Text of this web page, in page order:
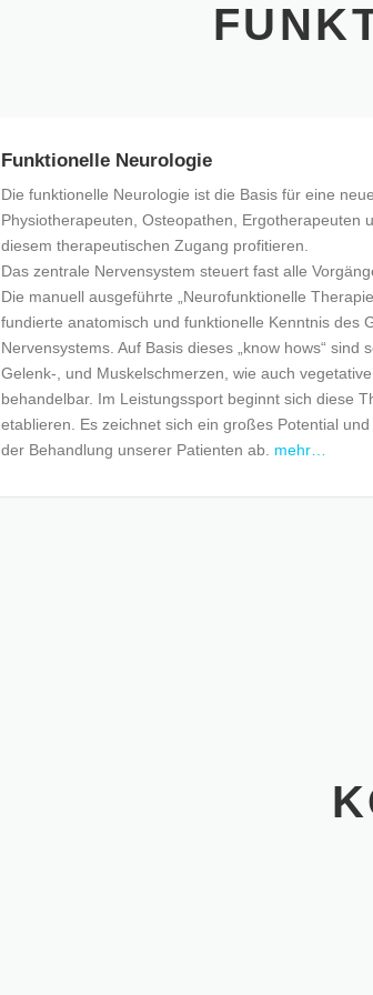
Funktionelle Neurologie
Die funktionelle Neurologie ist die Basis für eine
Physiotherapeuten, Osteopathen, Ergotherapeuten
diesem therapeutischen Zugang profitieren.
Das zentrale Nervensystem steuert fast alle
Die manuell ausgeführte „Neurofunktionelle
fundierte anatomisch und funktionelle Kenntnis des
Nervensystems. Auf Basis dieses „know hows“ sind
Gelenk-, und Muskelschmerzen, wie auch
behandelbar. Im Leistungssport beginnt sich diese
etablieren. Es zeichnet sich ein großes Potential
der Behandlung unserer Patienten ab. mehr…